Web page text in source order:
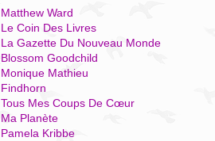
Matthew Ward
Le Coin Des Livres
La Gazette Du Nouveau Monde
Blossom Goodchild
Monique Mathieu
Findhorn
Tous Mes Coups De Cœur
Ma Planète
Pamela Kribbe